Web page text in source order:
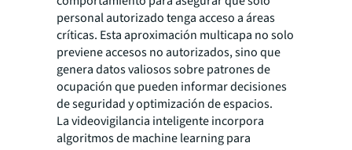
personal autorizado tenga acceso a áreas
críticas. Esta aproximación multicapa no solo
previene accesos no autorizados, sino que
genera datos valiosos sobre patrones de
ocupación que pueden informar decisiones
de seguridad y optimización de espacios.
La videovigilancia inteligente incorpora
algoritmos de machine learning para